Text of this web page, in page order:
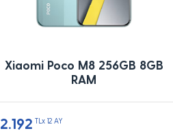
Xiaomi Poco M8 256GB 8GB
RAM
2.192 TLx 12 AY